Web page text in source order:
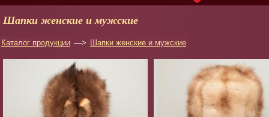
Шапки женские и мужские
Каталог продукции —> Шапки женские и мужские